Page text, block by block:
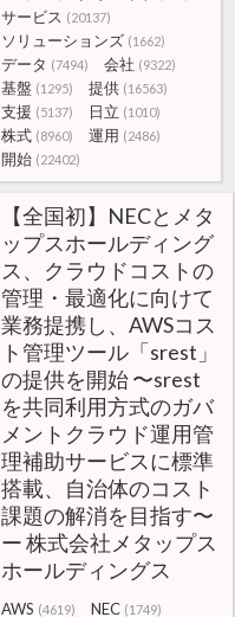
サービス (20137)
ソリューションズ (1662)
データ (7494) 会社 (9322)
基盤 (1295) 提供 (16563)
支援 (5137) 日立 (1010)
株式 (8960) 運用 (2486)
開始 (22402)
【全国初】NECとメタ
ップスホールディング
ス、クラウドコストの
管理・最適化に向けて
業務提携し、AWSコス
ト管理ツール「srest」
の提供を開始 〜srest
を共同利用方式のガバ
メントクラウド運用管
理補助サービスに標準
搭載、自治体のコスト
課題の解消を目指す〜
ー 株式会社メタップス
ホールディングス
AWS (4619) NEC (1749)